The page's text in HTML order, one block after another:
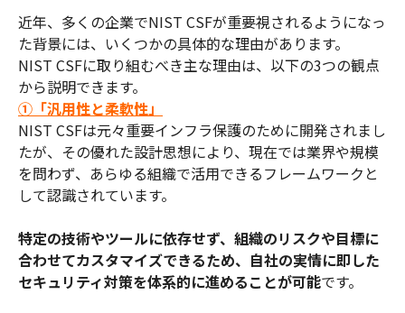
近年、多くの企業でNIST CSFが重要視されるようになっ
た背景には、いくつかの具体的な理由があります。
NIST CSFに取り組むべき主な理由は、以下の3つの観点
から説明できます。
①「汎用性と柔軟性」
NIST CSFは元々重要インフラ保護のために開発されまし
たが、その優れた設計思想により、現在では業界や規模
を問わず、あらゆる組織で活用できるフレームワークと
して認識されています。
特定の技術やツールに依存せず、組織のリスクや目標に
合わせてカスタマイズできるため、自社の実情に即した
セキュリティ対策を体系的に進めることが可能です。